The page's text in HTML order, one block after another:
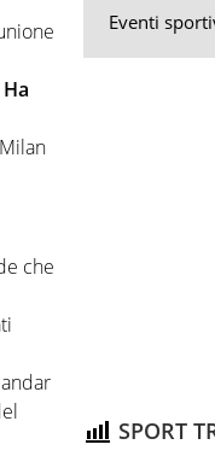
Ha
che
Eventi
SPORT